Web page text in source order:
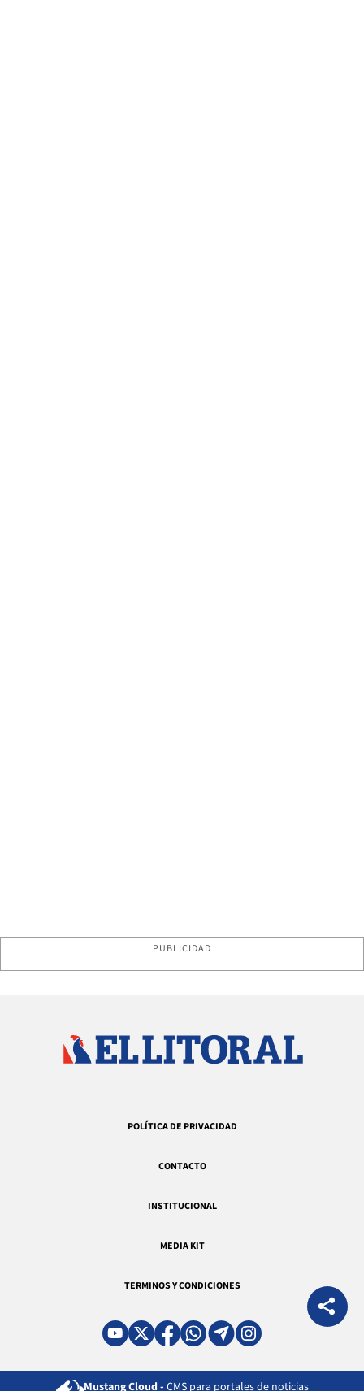
PUBLICIDAD
POLÍTICA DE PRIVACIDAD
CONTACTO
INSTITUCIONAL
MEDIA KIT
TERMINOS Y CONDICIONES
Mustang Cloud - CMS para portales de noticias